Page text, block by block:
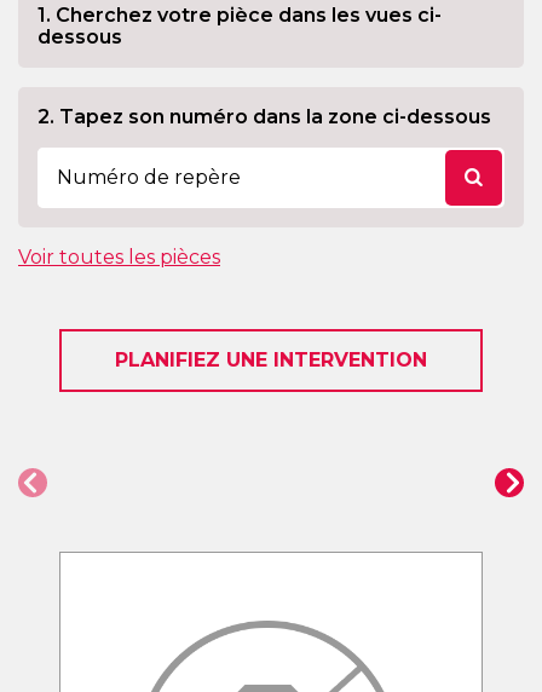
1. Cherchez votre pièce dans les vues ci-
dessous
2. Tapez son numéro dans la zone ci-dessous
Voir toutes les pièces
PLANIFIEZ UNE INTERVENTION